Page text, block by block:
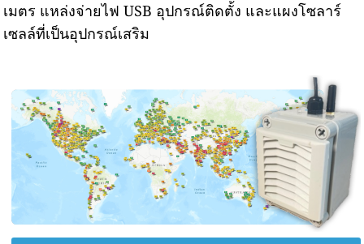
เมตร แหล่งจ่ายไฟ USB อุปกรณ์ติดตั้ง และแผงโซลาร์
เซลล์ที่เป็นอุปกรณ์เสริม